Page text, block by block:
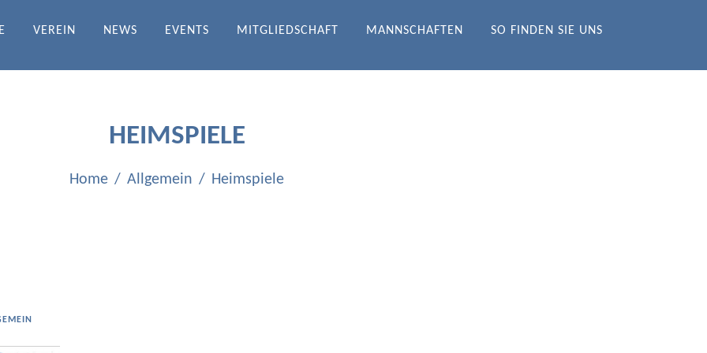
ICHENDORF E.V.
VEREIN NEWS EVENTS MITGLIEDSCHAFT MANNSCHAFTEN SO FINDEN SIE UNS
HEIMSPIELE
Home Allgemein Heimspiele